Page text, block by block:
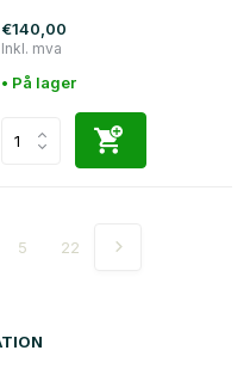
€140,00
Inkl. mva
• På lager
5 22